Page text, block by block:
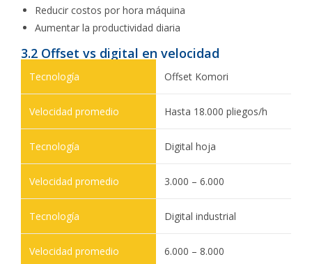
Reducir costos por hora máquina
Aumentar la productividad diaria
3.2 Offset vs digital en velocidad
Offset Komori
Hasta 18.000 pliegos/h
Digital hoja
3.000 – 6.000
Digital industrial
6.000 – 8.000